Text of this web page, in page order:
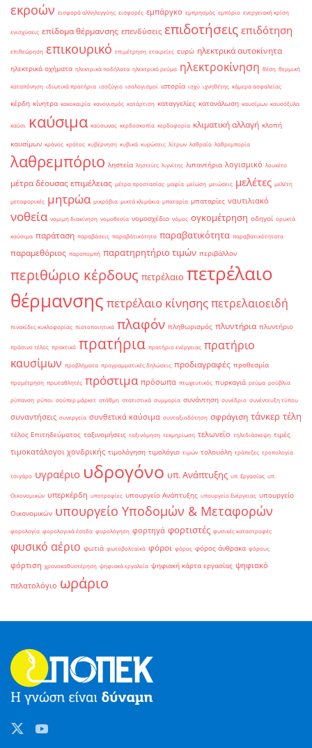
εκροών εισφορά αλληλεγγύης εισφορές εμπάργκο εμπρησμός εμπόριο ενεργειακή κρίση
ενισχύσεις επίδομα θέρμανσης επενδύσεις επιδοτήσεις επιδότηση
επιθεώρηση επικουρικό επιμέτρηση εταιρείες ευρώ ηλεκτρικά αυτοκίνητα
ηλεκτρικά οχήματα ηλεκτρικά ποδήλατα ηλεκτρικό ρεύμα ηλεκτροκίνηση θέση θερμική
καταπόνηση ιδιωτικά πρατήρια ισοζύγιο ισολογισμοί ιστορία ισχύ ιχνηθέτης κάμερα ασφαλείας
κέρδη κίνητρα κακοκαιρία κανονισμός κατάρτιση καταγγελίες κατανάλωση καυσίμων καυσόξυλα
καύσι καύσιμα καύσωνας κερδοσκοπία κερδοφορία κλιματική αλλαγή κλοπή
καυσίμων κράνος κράτος κυβέρνηση κυβικά κυρώσεις λίτρων λαθραία λαθρεμπορία
λαθρεμπόριο ληστεία ληστείες λιγνίτης λιπαντήρια λογισμικό λουκέτο
μέτρα δέουσας επιμέλειας μέτρα προστασίας μαφία μείωση μειώσεις μελέτες μελέτη
μεταφορικές μητρώα μικρόβια μικτά κλιμάκια μπαταρία μπαταρίες ναυτιλιακό
νοθεία νομιμη διακίνηση νομοθεσία νομοσχέδιο νόμος ογκομέτρηση οδηγοί ορυκτά
καύσιμα παράταση παραβάσεις παραβάτικότητα παραβατικότητα παραβατικότητατα
παραμεθόριος παραπομπή παρατηρητήριο τιμών περιβάλλον
περιθώριο κέρδους πετρέλαιο πετρέλαιο
θέρμανσης πετρέλαιο κίνησηςπετρελαιοειδή
πινακίδες κυκλοφορίας πιστοποιητικά πλαφόν πληθωρισμός πλυντήρια πλυντήριο
πράσινο τέλος πρακτικό πρατήρια πρατήριο ενέργειας πρατήριο
καυσίμων προβλήματα προγραμματικές δηλώσεις προδιαγραφές προθεσμία
προμέτρηση πρωταθλητές πρόστιμα πρόσωπα πτωχευτικός πυρκαγιά ρεύμα ρούβλια
ρύπανση ρύποι σούπερ μάρκετ στάθμη στατιστικά συμμορία συνάντηση συνέδριο συνέντευξη τύπου
συναντήσεις συνεργεία συνθετικά καύσιμα συνταξιοδότηση σφράγιση τάνκερ τέλη
τέλος Επιτηδεύματος ταξινομήσεις ταξινόμηση τεκμηρίωση τελωνείο τηλεδιάσκεψη τιμές
τιμοκατάλογοι χονδρικής τιμολόγηση τιμολόγιο τιμών τολουόλη τράπεζες τροπολογία
τσιγάρο υγραέριο υδρογόνο υπ. Ανάπτυξης υπ. Εργασίας υπ.
Οικονομικών υπερκέρδη υποτροφίες υπουργείο Ανάπτυξης υπουργείο Ενέργειας υπουργείο
Οικονομικών υπουργείο Υποδομών & Μεταφορών
φορολογία φορολογικά έσοδα φορολόγηση φορτηγά φορτιστές φυσικές καταστροφές
φυσικό αέριο φωτιά φωτοβολταϊκά φόροι φόρος φόρος άνθρακα φόρους
φόρτιση χρονοκαθυστέρηση ψηφιακά εργαλεία ψηφιακή κάρτα εργασίας ψηφιακό
πελατολόγιο ωράριο